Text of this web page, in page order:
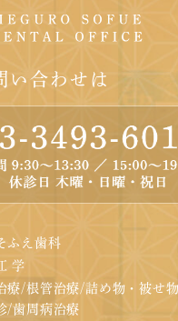
い合わせは
ふえ歯科
学
療/根管治療/詰め物・被せ
/歯周病治療